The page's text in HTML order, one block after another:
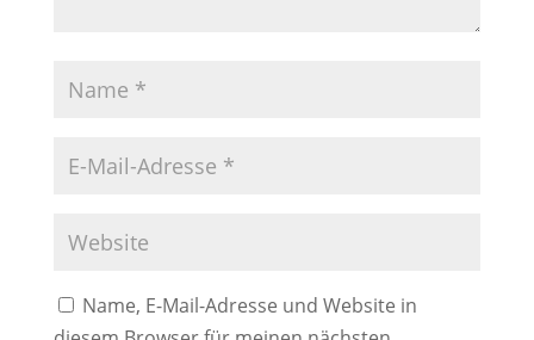
Name, E-Mail-Adresse und Website in